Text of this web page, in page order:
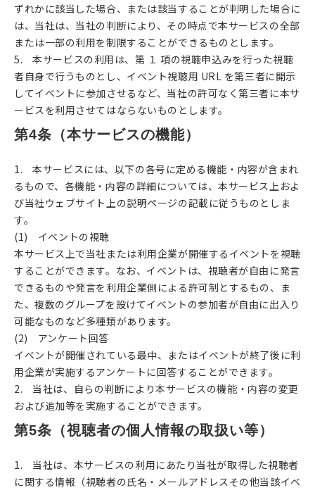
ずれかに該当した場合、または該当することが判明した場合に
は、当社は、当社の判断により、その時点で本サービスの全部
または一部の利用を制限することができるものとします。
5. 本サービスの利用は、第 １ 項の視聴申込みを行った視聴
者自身で行うものとし、イベント視聴用 URL を第三者に開示
してイベントに参加させるなど、当社の許可なく第三者に本サ
ービスを利用させてはならないものとします。
第4条（本サービスの機能）
1. 本サービスには、以下の各号に定める機能・内容が含まれ
るもので、各機能・内容の詳細については、本サービス上およ
び当社ウェブサイト上の説明ページの記載に従うものとしま
す。
(1) イベントの視聴
本サービス上で当社または利用企業が開催するイベントを視聴
することができます。なお、イベントは、視聴者が自由に発言
できるものや発言を利用企業側による許可制とするもの、ま
た、複数のグループを設けてイベントの参加者が自由に出入り
可能なものなど多種類があります。
(2) アンケート回答
イベントが開催されている最中、またはイベントが終了後に利
用企業が実施するアンケートに回答することができます。
2. 当社は、自らの判断により本サービスの機能・内容の変更
および追加等を実施することができます。
第5条（視聴者の個人情報の取扱い等）
1. 当社は、本サービスの利用にあたり当社が取得した視聴者
に関する情報（視聴者の氏名・メールアドレスその他当該イベ